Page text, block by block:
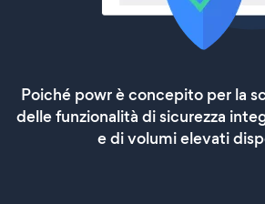
Poiché powr è concepito per la
delle funzionalità di sicurezza
e di volumi elevati